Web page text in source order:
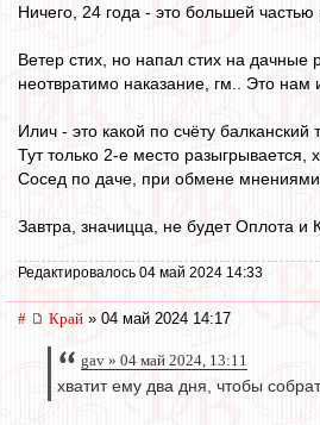
Ничего, 24 года - это большей частью
Ветер стих, но напал стих на дачные
неотвратимо наказание, гм.. Это нам
Илич - это какой по счёту
Тут только 2-е место разыгрывается,
Сосед по даче, при обмене
Завтра, значицца, не будет Оплота и
Редактировалось 04 май 2024 14:33
# Край » 04 май 2024 14:17
gav » 04 май 2024, 13:11
хватит ему два дня, чтобы